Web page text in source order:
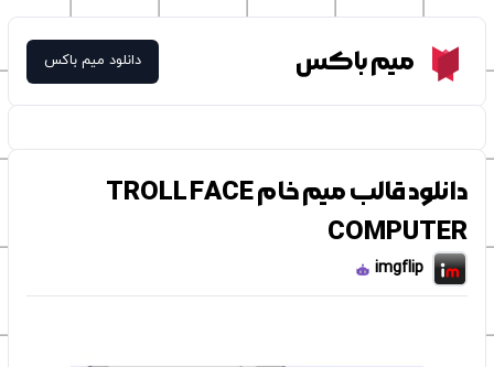
Meme Boxمیم باکس دانلود میم باکس
دانلود قالب میم خام TROLL FACE
COMPUTER
imgflip